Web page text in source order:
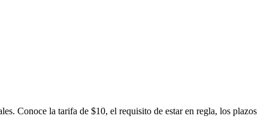
Conoce la tarifa de $10, el requisito de estar en regla, los plazos